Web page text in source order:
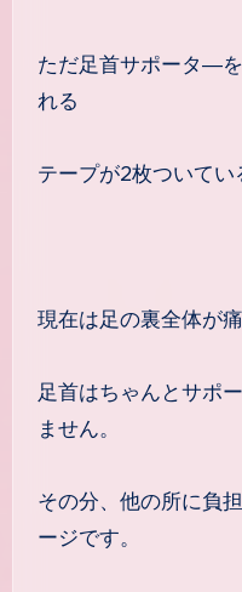
ただ足首サポータ―
れる
テープが2枚ついてい
現在は足の裏全体が
足首はちゃんとサポ
ません。
その分、他の所に負
ージです。